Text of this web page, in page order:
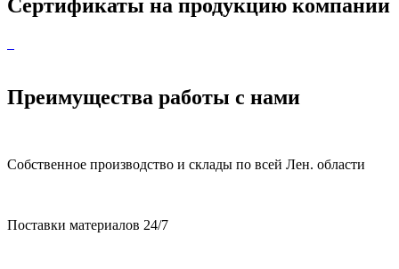
Сертификаты на продукцию компании
Преимущества работы с нами
Собственное производство и склады по всей Лен. области
Поставки материалов 24/7